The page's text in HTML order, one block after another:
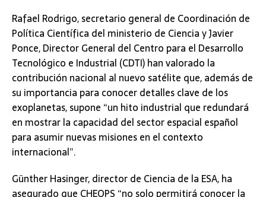
Rafael Rodrigo, secretario general de Coordinación de
Política Científica del ministerio de Ciencia y Javier
Ponce, Director General del Centro para el Desarrollo
Tecnológico e Industrial (CDTI) han valorado la
contribución nacional al nuevo satélite que, además de
su importancia para conocer detalles clave de los
exoplanetas, supone “un hito industrial que redundará
en mostrar la capacidad del sector espacial español
para asumir nuevas misiones en el contexto
internacional”.
Günther Hasinger, director de Ciencia de la ESA, ha
asegurado que CHEOPS “no solo permitirá conocer la